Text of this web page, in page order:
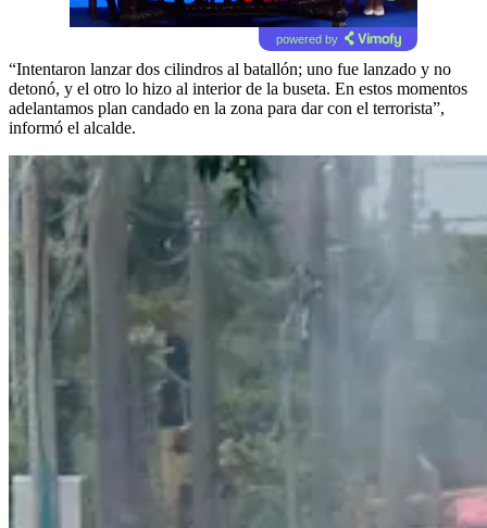
powered by
“Intentaron lanzar dos cilindros al batallón; uno fue lanzado y no
detonó, y el otro lo hizo al interior de la buseta. En estos momentos
adelantamos plan candado en la zona para dar con el terrorista”,
informó el alcalde.